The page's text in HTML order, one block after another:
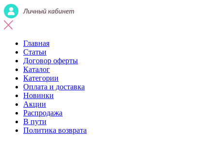
Главная
Статьи
Договор оферты
Каталог
Категории
Оплата и доставка
Новинки
Акции
Распродажа
В пути
Политика возврата